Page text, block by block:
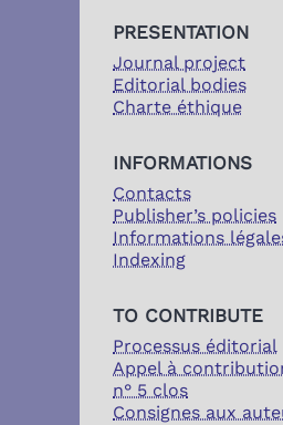
PRESENTATION
Journal project
Editorial bodies
Charte éthique
INFORMATIONS
Contacts
Publisher’s policies
Informations
Indexing
TO CONTRIBUTE
Processus éditorial
Appel à
n° 5 clos
Consignes aux